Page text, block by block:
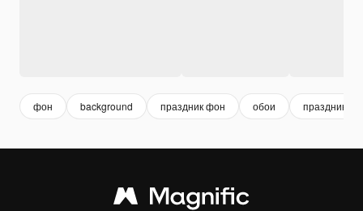
фон background праздник фон обои праздник